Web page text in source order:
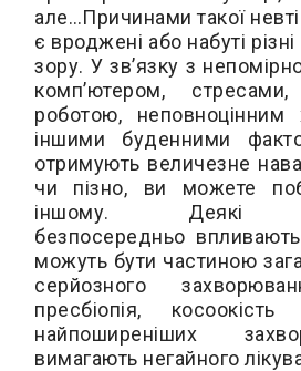
але…Причинами такої
є вроджені або набуті різні
зору. У зв’язку з
комп’ютером,
роботою, неповноцінним
іншими буденними
отримують величезне
чи пізно, ви можете
іншому. Деякі
безпосередньо
можуть бути частиною
серйозного
пресбіопія,
найпоширеніших
вимагають негайного